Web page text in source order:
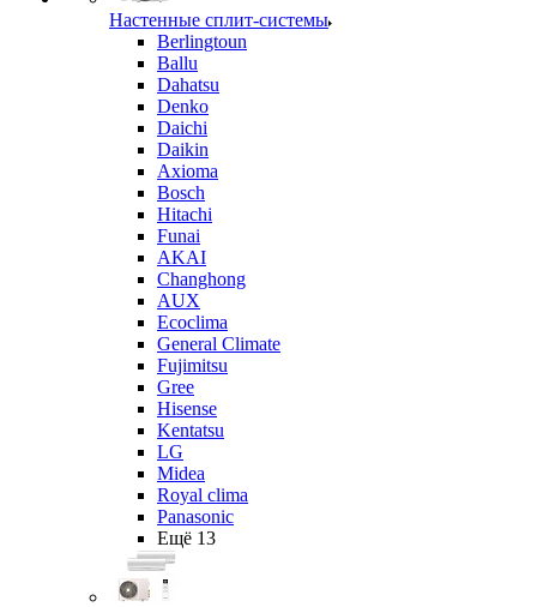
Настенные сплит-системы
Berlingtoun
Ballu
Dahatsu
Denko
Daichi
Daikin
Axioma
Bosch
Hitachi
Funai
AKAI
Changhong
AUX
Ecoclima
General Climate
Fujimitsu
Gree
Hisense
Kentatsu
LG
Midea
Royal clima
Panasonic
Ещё 13